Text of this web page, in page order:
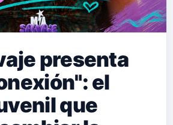
presenta
el
que